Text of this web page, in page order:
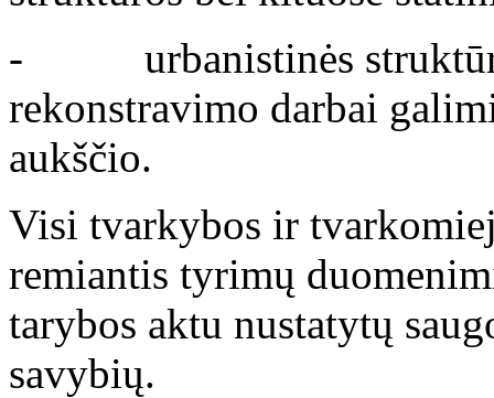
- urbanistinės
rekonstravimo darbai
aukščio.
Visi tvarkybos ir
remiantis tyrimų
tarybos aktu nustatytų
savybių.